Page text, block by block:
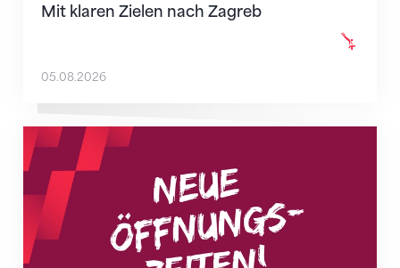
Mit klaren Zielen nach Zagreb
05.08.2026
Neue Empfangszeiten ab 1. August 2026